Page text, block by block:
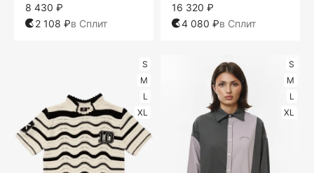
8 430 ₽
2 108 ₽в Сплит
16 320 ₽
4 080 ₽в Сплит
S
M
L
XL
S
M
L
XL